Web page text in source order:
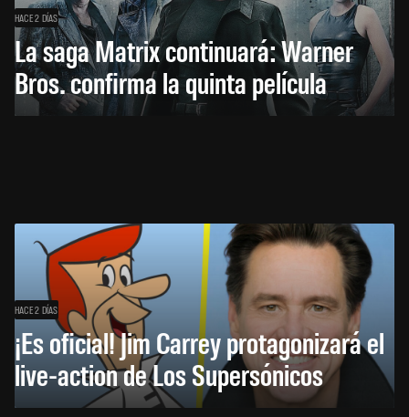
HACE 2 DÍAS
La saga Matrix continuará: Warner
Bros. confirma la quinta película
HACE 2 DÍAS
¡Es oficial! Jim Carrey protagonizará el
live-action de Los Supersónicos